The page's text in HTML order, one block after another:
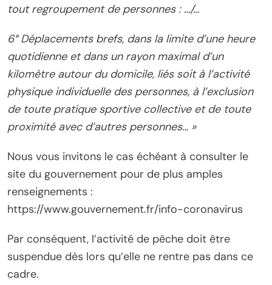
tout regroupement de personnes : …/…
6° Déplacements brefs, dans la limite d’une heure
quotidienne et dans un rayon maximal d’un
kilomètre autour du domicile, liés soit à l’activité
physique individuelle des personnes, à l’exclusion
de toute pratique sportive collective et de toute
proximité avec d’autres personnes… »
Nous vous invitons le cas échéant à consulter le
site du gouvernement pour de plus amples
renseignements :
https://www.gouvernement.fr/info-coronavirus
Par conséquent, l’activité de pêche doit être
suspendue dès lors qu’elle ne rentre pas dans ce
cadre.